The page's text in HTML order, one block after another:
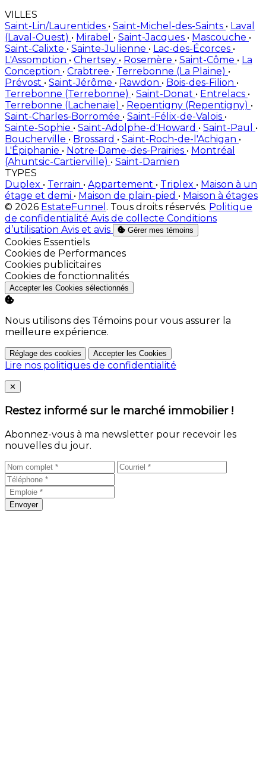
VILLES
Saint-Lin/Laurentides • Saint-Michel-des-Saints • Laval
(Laval-Ouest) • Mirabel • Saint-Jacques • Mascouche •
Saint-Calixte • Sainte-Julienne • Lac-des-Écorces •
L'Assomption • Chertsey • Rosemère • Saint-Côme • La
Conception • Crabtree • Terrebonne (La Plaine) •
Prévost • Saint-Jérôme • Rawdon • Bois-des-Filion •
Terrebonne (Terrebonne) • Saint-Donat • Entrelacs •
Terrebonne (Lachenaie) • Repentigny (Repentigny) •
Saint-Charles-Borromée • Saint-Félix-de-Valois •
Sainte-Sophie • Saint-Adolphe-d'Howard • Saint-Paul •
Boucherville • Brossard • Saint-Roch-de-l'Achigan •
L'Épiphanie • Notre-Dame-des-Prairies • Montréal
(Ahuntsic-Cartierville) • Saint-Damien
TYPES
Duplex • Terrain • Appartement • Triplex • Maison à un
étage et demi • Maison de plain-pied • Maison à étages
© 2026 EstateFunnel . Tous droits réservés. Politique
de confidentialité Avis de collecte Conditions
d’utilisation Avis et avis Gérer mes témoins
Activer
Cookies Essentiels
Activer
Cookies de Performances
Activer
Cookies publicitaires
Activer
Cookies de fonctionnalités
Accepter les Cookies sélectionnés
Nous utilisons des Témoins pour vous assurer la
meilleure expérience.
Réglage des cookies Accepter les Cookies
Lire nos politiques de confidentialité
Close
✕
Restez informé sur le marché immobilier !
Abonnez-vous à ma newsletter pour recevoir les
nouvelles du jour.
Envoyer